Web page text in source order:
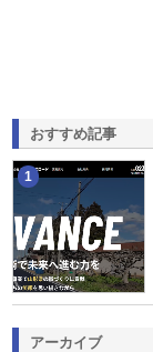
おすすめ記事
1
アーカイブ